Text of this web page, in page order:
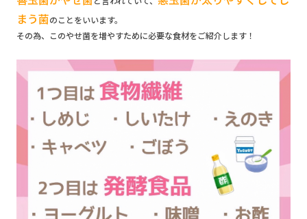
まう菌のことをいいます。
その為、このやせ菌を増やすために必要な食材をご紹介します！